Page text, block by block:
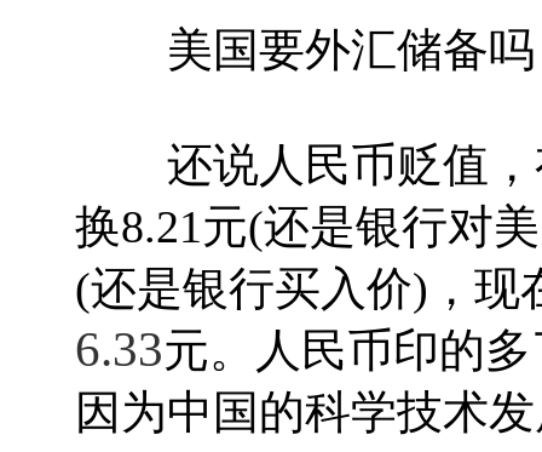
美国要外汇储备吗
还说人民币贬值，
换8.21元(还是银行对
(还是银行买入价)，现
6.33元。人民币印的
因为中国的科学技术